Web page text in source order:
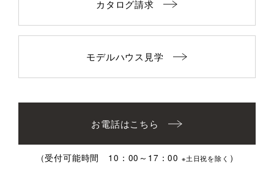
カタログ請求
モデルハウス見学
お電話はこちら
（受付可能時間 10：00～17：00 ※土日祝を除く ）